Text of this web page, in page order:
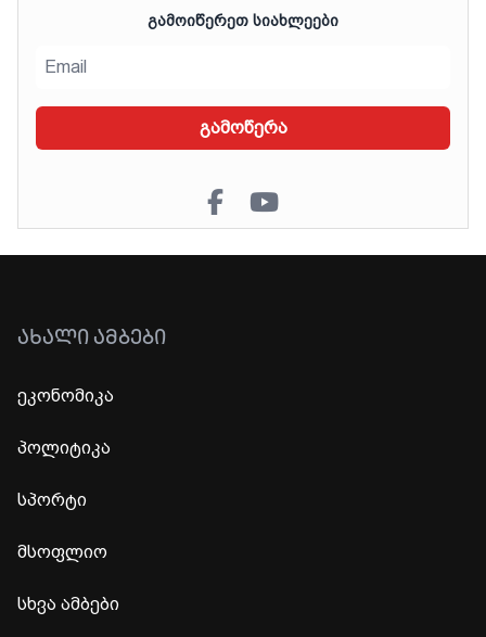
ᲒᲐᲛᲝᲘᲬᲔᲠᲔᲗ ᲡᲘᲐᲮᲚᲔᲔᲑᲘ
გამოწერა
ᲐᲮᲐᲚᲘ ᲐᲛᲑᲔᲑᲘ
ეკონომიკა
პოლიტიკა
სპორტი
მსოფლიო
სხვა ამბები